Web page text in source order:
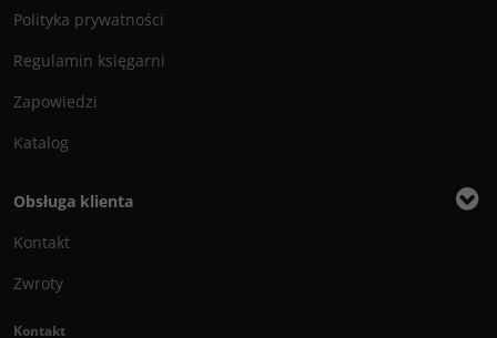
Polityka prywatności
Regulamin księgarni
Zapowiedzi
Katalog
Obsługa klienta
Kontakt
Zwroty
Kontakt